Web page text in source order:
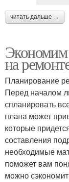
читать дальше →
Экономим
на
Планирование
Перед началом
спланировать
плана может
которые
составления
необходимые
поможет вам
можно